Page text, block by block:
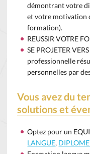
démontrant votre
et votre motivation
formation).
REUSSIR VOTRE
SE PROJETER
professionnelle
personnelles par
Vous avez du
solutions et
Optez pour un
LANGUE,